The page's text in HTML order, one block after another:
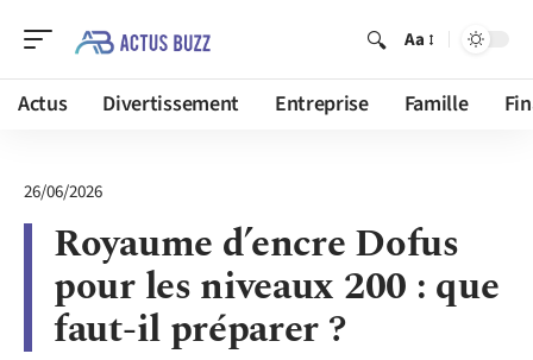
Aa
Actus Divertissement Entreprise Famille
26/06/2026
Royaume d’encre Dofus
pour les niveaux 200 : que
faut-il préparer ?